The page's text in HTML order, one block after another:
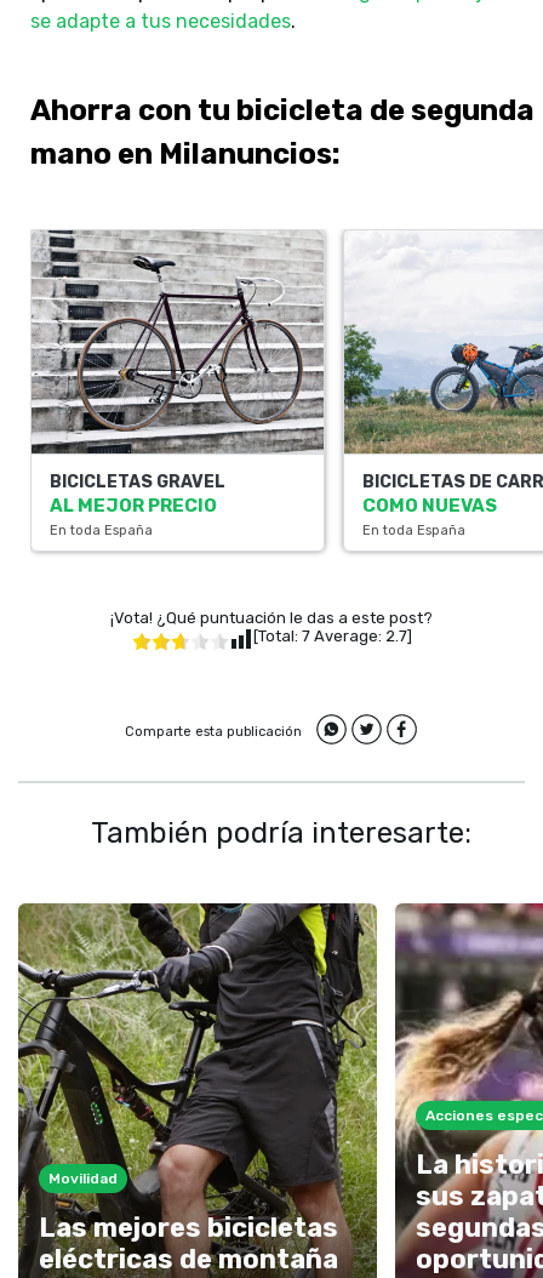
se adapte a tus necesidades.
Ahorra con tu bicicleta de segunda
mano en Milanuncios:
BICICLETAS GRAVEL
AL MEJOR PRECIO
En toda España
BICICLETAS DE
COMO NUEVAS
En toda España
¡Vota! ¿Qué puntuación le das a este post?
[Total: 7Average: 2.7]
Comparte esta publicación
También podría interesarte:
Movilidad
Las mejores bicicletas
eléctricas de montaña
Acciones
La
sus